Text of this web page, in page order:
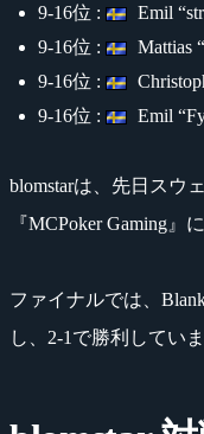
9-16位 :
Emil
9-16位 :
Mattias
9-16位 :
9-16位 :
Emil
blomstarは、先日スウ
『MCPoker Gaming』
ファイナルでは、
し、2-1で勝利していま